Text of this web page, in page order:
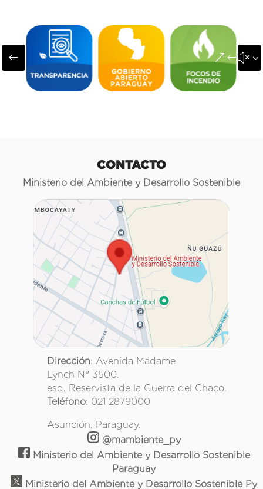
#
CONTACTO
Ministerio del Ambiente y Desarrollo Sostenible
Dirección: Avenida Madame
Lynch N° 3500.
esq. Reservista de la Guerra del Chaco.
Teléfono: 021 2879000
Asunción, Paraguay.
@mambiente_py
Ministerio del Ambiente y Desarrollo Sostenible
Paraguay
Ministerio del Ambiente y Desarrollo Sostenible Py